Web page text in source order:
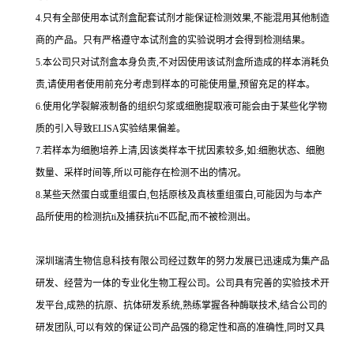
4.只有全部使用本试剂盒配套试剂才能保证检测效果,不能混用其他制造
商的产品。只有严格遵守本试剂盒的实验说明才会得到 检测结果。
5.本公司只对试剂盒本身负责,不对因使用该试剂盒所造成的样本消耗负
责,请使用者使用前充分考虑到样本的可能使用量,预留充足的样本。
6.使用化学裂解液制备的组织匀浆或细胞提取液可能会由于某些化学物
质的引入导致ELISA实验结果偏差。
7.若样本为细胞培养上清,因该类样本干扰因素较多,如:细胞状态、细胞
数量、采样时间等,所以可能存在检测不出的情况。
8.某些天然蛋白或重组蛋白,包括原核及真核重组蛋白,可能因为与本产
品所使用的检测抗ti及捕获抗ti不匹配,而不被检测出。
深圳瑞清生物信息科技有限公司经过数年的努力发展已迅速成为集产品
研发、经营为一体的专业化生物工程公司。公司具有完善的实验技术开
发平台,成熟的抗原、抗体研发系统,熟练掌握各种酶联技术,结合公司的
研发团队,可以有效的保证公司产品强的稳定性和高的准确性,同时又具